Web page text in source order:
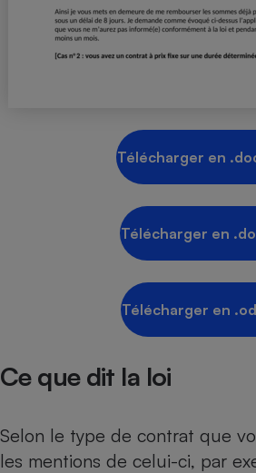
Télécharger en
Télécharger en
Télécharger en
Ce que dit la loi
Selon le type de contrat que
les mentions de celui-ci, par